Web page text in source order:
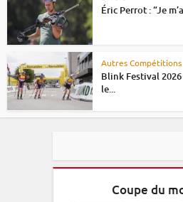
Éric Perrot : “Je
Autres Compétitions
Blink Festival
le...
Coupe du